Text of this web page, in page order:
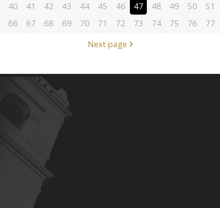
40 41 42 43 44 45 46 47 48 49 50 51
66 67 68 69 70 71 72 73 74 75 76 77
Next page